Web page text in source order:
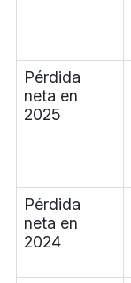
Pérdida
neta en
2025
Pérdida
neta en
2024